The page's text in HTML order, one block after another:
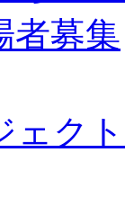
者募集
ェクト